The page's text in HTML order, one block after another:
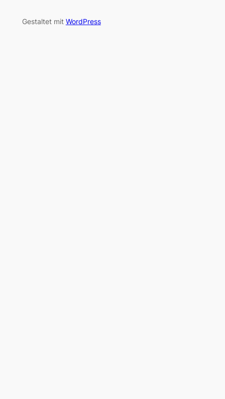
Gestaltet mit WordPress